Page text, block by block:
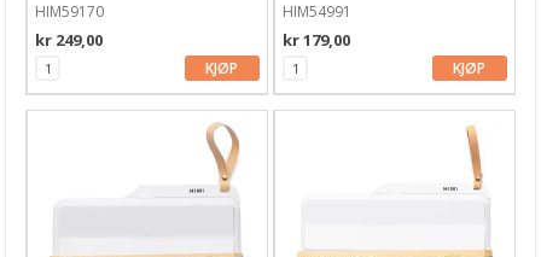
HIM59170
kr 249,00
KJØP
HIM54991
kr 179,00
KJØP